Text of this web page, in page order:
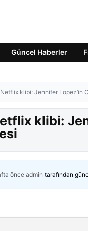
Güncel Haberler
klibi: Jennifer Lopez’in
klibi:
önce admin tarafından